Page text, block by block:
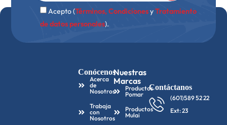
Acepto (Términos, CondicionesyTratamiento
de datos personales).
Conócenos
Acerca
de
Nosotros
Trabaja
con
Nosotros
Nuestras
Marcas
Productos
Pomar
Productos
Mulai
Contáctanos
(601)589 52 22
Ext: 23